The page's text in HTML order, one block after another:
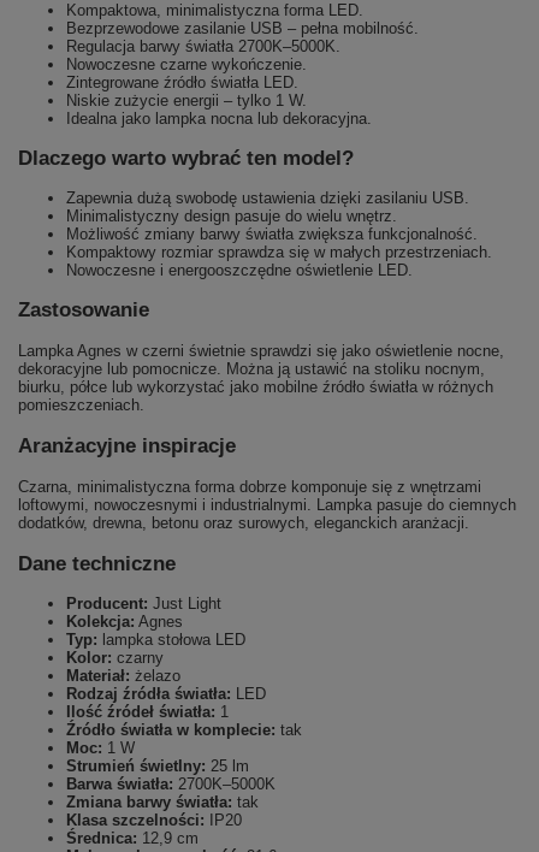
Kompaktowa, minimalistyczna forma LED.
Bezprzewodowe zasilanie USB – pełna mobilność.
Regulacja barwy światła 2700K–5000K.
Nowoczesne czarne wykończenie.
Zintegrowane źródło światła LED.
Niskie zużycie energii – tylko 1 W.
Idealna jako lampka nocna lub dekoracyjna.
Dlaczego warto wybrać ten model?
Zapewnia dużą swobodę ustawienia dzięki zasilaniu USB.
Minimalistyczny design pasuje do wielu wnętrz.
Możliwość zmiany barwy światła zwiększa funkcjonalność.
Kompaktowy rozmiar sprawdza się w małych przestrzeniach.
Nowoczesne i energooszczędne oświetlenie LED.
Zastosowanie
Lampka Agnes w czerni świetnie sprawdzi się jako oświetlenie nocne,
dekoracyjne lub pomocnicze. Można ją ustawić na stoliku nocnym,
biurku, półce lub wykorzystać jako mobilne źródło światła w różnych
pomieszczeniach.
Aranżacyjne inspiracje
Czarna, minimalistyczna forma dobrze komponuje się z wnętrzami
loftowymi, nowoczesnymi i industrialnymi. Lampka pasuje do ciemnych
dodatków, drewna, betonu oraz surowych, eleganckich aranżacji.
Dane techniczne
Producent: Just Light
Kolekcja: Agnes
Typ: lampka stołowa LED
Kolor: czarny
Materiał: żelazo
Rodzaj źródła światła: LED
Ilość źródeł światła: 1
Źródło światła w komplecie: tak
Moc: 1 W
Strumień świetlny: 25 lm
Barwa światła: 2700K–5000K
Zmiana barwy światła: tak
Klasa szczelności: IP20
Średnica: 12,9 cm